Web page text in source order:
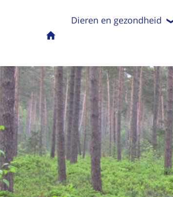
Dieren en gezondheid